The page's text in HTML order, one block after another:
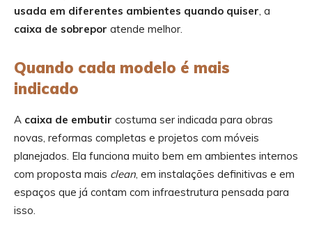
usada em diferentes ambientes quando quiser , a
caixa de sobrepor atende melhor.
Quando cada modelo é mais
indicado
A caixa de embutir costuma ser indicada para obras
novas, reformas completas e projetos com móveis
planejados. Ela funciona muito bem em ambientes internos
com proposta mais clean , em instalações definitivas e em
espaços que já contam com infraestrutura pensada para
isso.